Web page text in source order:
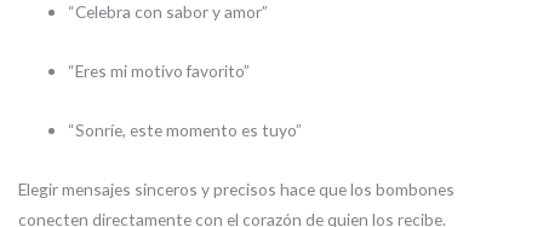
“Celebra con sabor y amor”
“Eres mi motivo favorito”
“Sonríe, este momento es tuyo”
Elegir mensajes sinceros y precisos hace que los bombones
conecten directamente con el corazón de quien los recibe.